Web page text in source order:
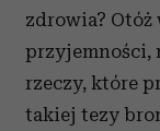
zdrowia? Otóż
przyjemności,
rzeczy, które
takiej tezy